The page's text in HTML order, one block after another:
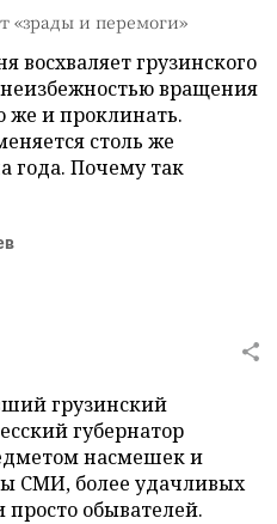
«зрады и перемоги»
восхваляет грузинского
вращения
же и проклинать.
столь же
года. Почему так
грузинский
губернатор
насмешек и
СМИ, более удачливых
обывателей.